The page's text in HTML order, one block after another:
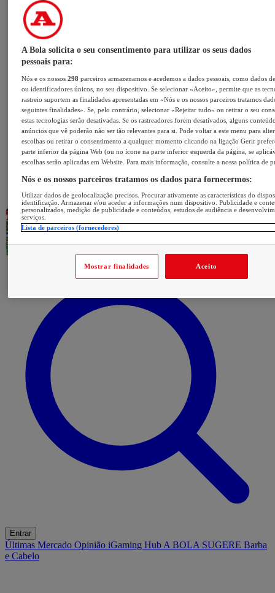
Entrar
Últimas Mercado Opinião iGaming Hub A BOLA SUGERE Barba
e Cabelo
A Bola solicita o seu consentimento para utilizar os seus dados
pessoais para:
Nós e os nossos298 parceiros armazenamos e acedemos a dados pessoais, como dados
ou identificadores únicos, no seu dispositivo. Se selecionar «Aceito», permite que as
rastreio suportem as finalidades apresentadas em «Nós e os nossos parceiros tratamos
seguintes finalidades». Se, pelo contrário, selecionar «Rejeitar tudo» ou retirar o seu
estas tecnologias serão desativadas. Se os rastreadores forem desativados, alguns
anúncios que vê poderão não ser tão relevantes para si. Pode voltar a este menu para
escolhas ou retirar o consentimento a qualquer momento clicando na ligação Gerir
parte inferior da página Web (ou no ícone na parte inferior esquerda da página, se
escolhas serão aplicadas em Website. Para mais informação, consulte a nossa política de
Nós e os nossos parceiros tratamos os dados para fornecermos:
Utilizar dados de geolocalização precisos. Procurar ativamente as características do
identificação. Armazenar e/ou aceder a informações num dispositivo. Publicidade e
personalizados, medição de publicidade e conteúdos, estudos de audiência e
serviços.
Lista de parceiros (fornecedores)
Mostrar finalidades Aceito